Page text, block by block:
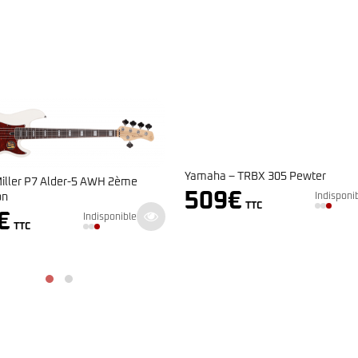
P7 Alder-5 AWH 2ème
TTC
Indisponible
Yamaha – TRBX 305 Pewter
509€ TTC